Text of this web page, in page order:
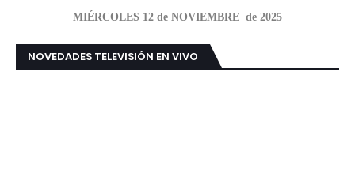
MIÉRCOLES 12 de NOVIEMBRE de 2025
NOVEDADES TELEVISIÓN EN VIVO